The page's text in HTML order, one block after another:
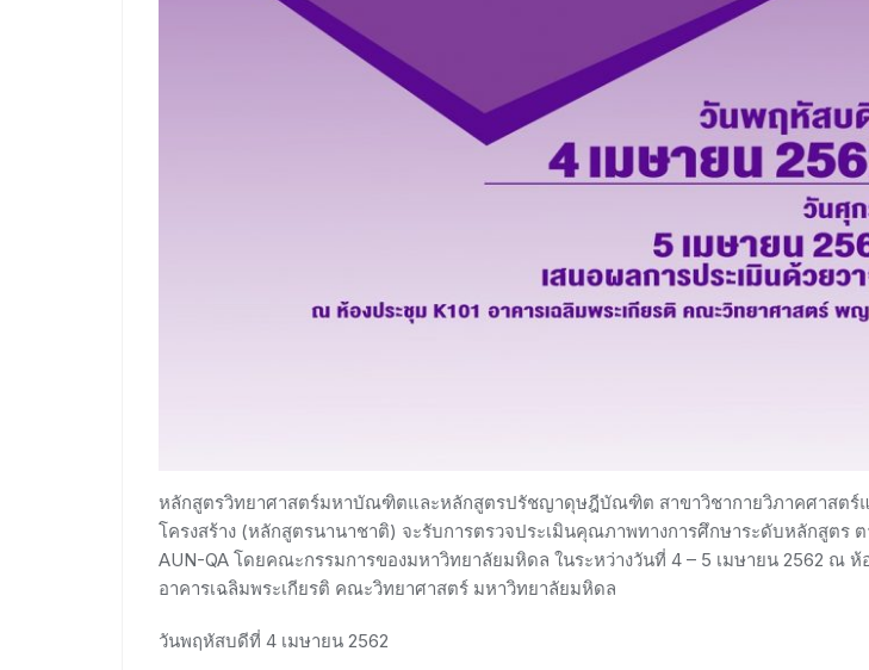
หลักสูตรวิทยาศาสตร์มหาบัณฑิตและหลักสูตรปรัชญาดุษฎีบัณฑิต สาขาวิชากายวิภาคศาสตร์
โครงสร้าง (หลักสูตรนานาชาติ) จะรับการตรวจประเมินคุณภาพทางการศึกษาระดับหลักสูตร
AUN-QA โดยคณะกรรมการของมหาวิทยาลัยมหิดล ในระหว่างวันที่ 4 – 5 เมษายน 2562 ณ ห้อ
อาคารเฉลิมพระเกียรติ คณะวิทยาศาสตร์ มหาวิทยาลัยมหิดล
วันพฤหัสบดีที่ 4 เมษายน 2562